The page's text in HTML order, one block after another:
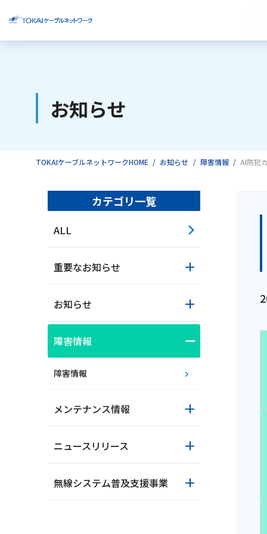
ご利用中のお客様
おトクな情報
お知らせ
TOKAIケーブルネットワークHOME お知らせ 障害情報 AI防犯
カテゴリ一覧
ALL
重要なお知らせ
お知らせ
障害情報
障害情報
メンテナンス情報
ニュースリリース
無線システム普及支援事業